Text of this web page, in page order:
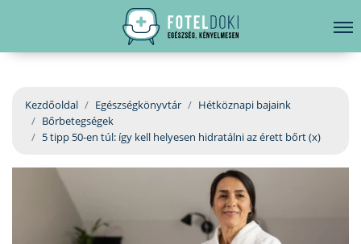
EGÉSZSÉGKÖNYVTÁR
BETEGSÉGKALAUZ
ÜGYELETKERESŐ
ORVOS VÁLASZOL
ORVOSKERESŐ
hirdetés
Kezdőoldal Egészségkönyvtár
Hétköznapi bajaink
Bőrbetegségek
5 tipp 50-en túl: így kell helyesen hidratálni az érett bőrt (x)